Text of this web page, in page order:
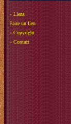
» Liens
Faire un lien
» Copyright
» Contact